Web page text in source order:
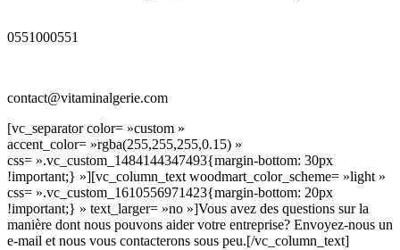
0551000551
contact@vitaminalgerie.com
[vc_separator color= »custom »
accent_color= »rgba(255,255,255,0.15) »
css= ».vc_custom_1484144347493{margin-bottom: 30px
!important;} »][vc_column_text woodmart_color_scheme= »light »
css= ».vc_custom_1610556971423{margin-bottom: 20px
!important;} » text_larger= »no »]Vous avez des questions sur la
manière dont nous pouvons aider votre entreprise? Envoyez-nous un
e-mail et nous vous contacterons sous peu.[/vc_column_text]